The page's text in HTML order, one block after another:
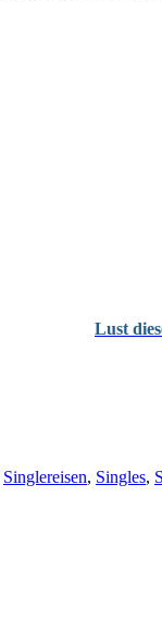
Lust
Singlereisen, Singles,